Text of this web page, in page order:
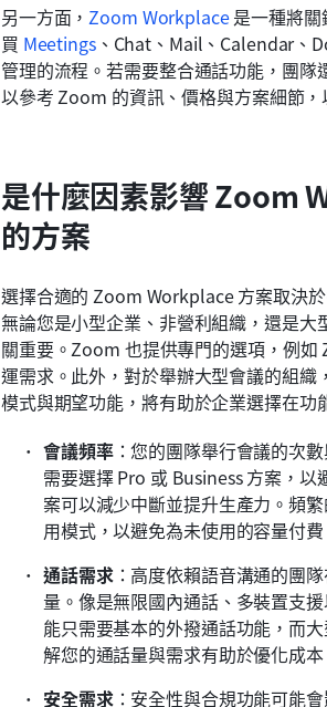
另一方面，Zoom Workplace 是一種將關
買 Meetings、Chat、Mail、Calendar、
管理的流程。若需要整合通話功能，團
以參考 Zoom 的資訊、價格與方案細節
是什麼因素影響 Zoom
的方案
選擇合適的 Zoom Workplace 方案取決
無論您是小型企業、非營利組織，還是
關重要。Zoom 也提供專門的選項，例
運需求。此外，對於舉辦大型會議的組
模式與期望功能，將有助於企業選擇在功
會議頻率：您的團隊舉行會議的次
需要選擇 Pro 或 Business 方案，
案可以減少中斷並提升生產力。頻
用模式，以避免為未使用的容量付費
通話需求：高度依賴語音溝通的團
量。像是無限國內通話、多裝置支
能只需要基本的外撥通話功能，而
解您的通話量與需求有助於優化成
安全需求：安全性與合規功能可能